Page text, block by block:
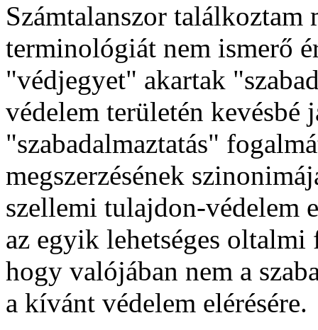
Számtalanszor
terminológiát nem ismerő
"védjegyet" akartak
védelem területén kevésbé
"szabadalmaztatás"
megszerzésének
szellemi tulajdon-védelem
az egyik lehetséges oltalmi
hogy valójában nem a
a kívánt védelem elérésére.